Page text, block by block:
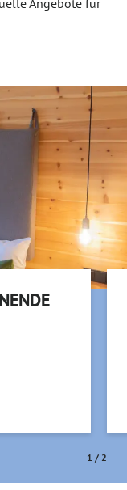
Angebote für
1 / 2